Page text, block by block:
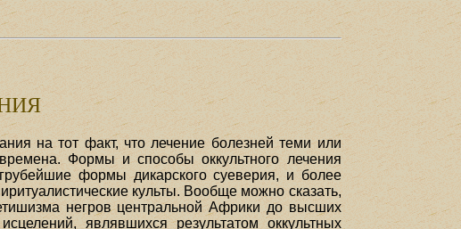
на тот факт, что лечение болезней теми или
Формы и способы оккультного лечения
формы дикарского суеверия, и более
культы. Вообще можно сказать,
негров центральной Африки до высших
являвшихся результатом оккультных